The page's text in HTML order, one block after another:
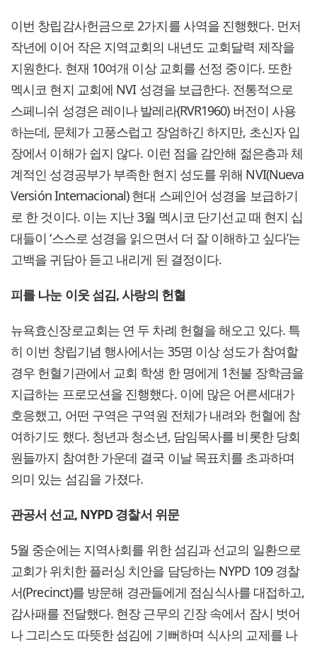
이번 창립감사헌금으로 2가지를 사역을 진행했다. 먼저
작년에 이어 작은 지역교회의 내년도 교회달력 제작을
지원한다. 현재 10여개 이상 교회를 선정 중이다. 또한
멕시코 현지 교회에 NVI 성경을 보급한다. 전통적으로
스페니쉬 성경은 레이나 발레라(RVR1960) 버전이 사용
하는데, 문체가 고풍스럽고 장엄하긴 하지만, 초신자 입
장에서 이해가 쉽지 않다. 이런 점을 감안해 젊은층과 체
계적인 성경공부가 부족한 현지 성도를 위해 NVI(Nueva
Versión Internacional) 현대 스페인어 성경을 보급하기
로 한 것이다. 이는 지난 3월 멕시코 단기선교 때 현지 십
대들이 ‘스스로 성경을 읽으면서 더 잘 이해하고 싶다’는
고백을 귀담아 듣고 내리게 된 결정이다.
피를 나눈 이웃 섬김, 사랑의 헌혈
뉴욕효신장로교회는 연 두 차례 헌혈을 해오고 있다. 특
히 이번 창립기념 행사에서는 35명 이상 성도가 참여할
경우 헌혈기관에서 교회 학생 한 명에게 1천불 장학금을
지급하는 프로모션을 진행했다. 이에 많은 어른세대가
호응했고, 어떤 구역은 구역원 전체가 내려와 헌혈에 참
여하기도 했다. 청년과 청소년, 담임목사를 비롯한 당회
원들까지 참여한 가운데 결국 이날 목표치를 초과하며
의미 있는 섬김을 가졌다.
관공서 선교, NYPD 경찰서 위문
5월 중순에는 지역사회를 위한 섬김과 선교의 일환으로
교회가 위치한 플러싱 치안을 담당하는 NYPD 109 경찰
서(Precinct)를 방문해 경관들에게 점심식사를 대접하고,
감사패를 전달했다. 현장 근무의 긴장 속에서 잠시 벗어
나 그리스도 따뜻한 섬김에 기뻐하며 식사의 교제를 나